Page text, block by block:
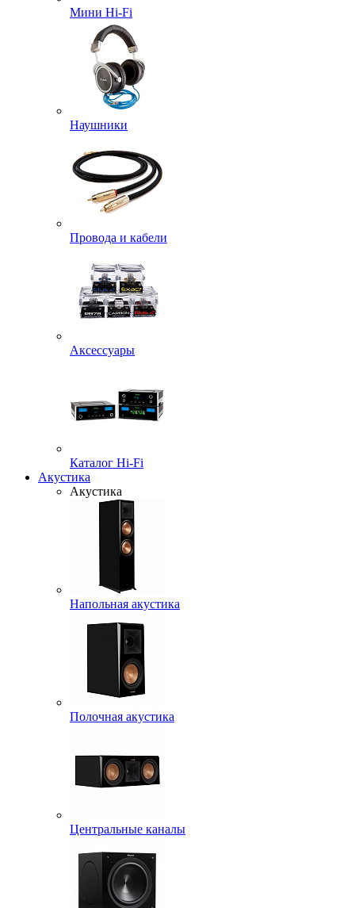
Мини Hi-Fi
Наушники
Провода и кабели
Аксессуары
Каталог Hi-Fi
Акустика
Акустика
Напольная акустика
Полочная акустика
Центральные каналы